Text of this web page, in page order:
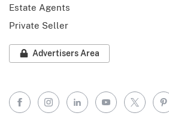
Estate Agents
Private Seller
Advertisers Area
FacebookInstagramLinkedInYouTube
X